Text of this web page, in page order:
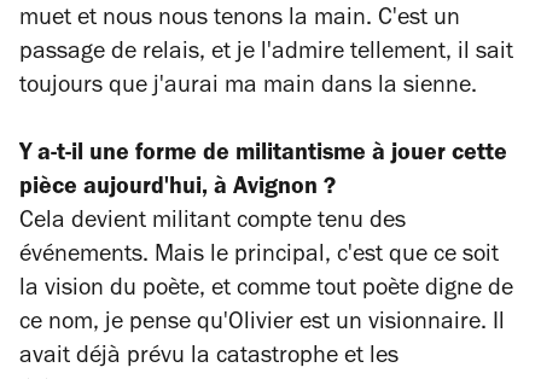
muet et nous nous tenons la main. C'est un
passage de relais, et je l'admire tellement, il sait
toujours que j'aurai ma main dans la sienne.
Y a-t-il une forme de militantisme à jouer cette
pièce aujourd'hui, à Avignon ?
Cela devient militant compte tenu des
événements. Mais le principal, c'est que ce soit
la vision du poète, et comme tout poète digne de
ce nom, je pense qu'Olivier est un visionnaire. Il
avait déjà prévu la catastrophe et les